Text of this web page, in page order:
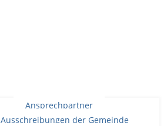
Ansprechpartner
Ausschreibungen der Gemeinde